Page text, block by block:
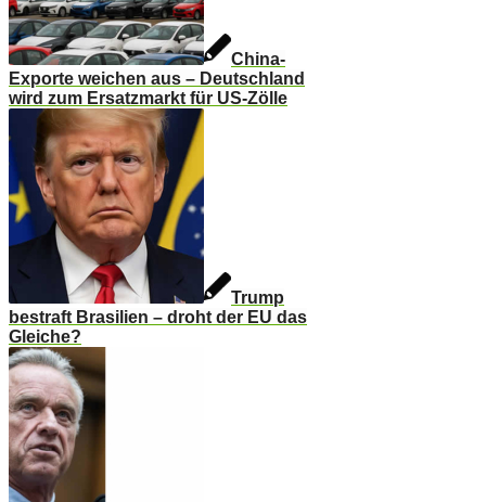
China-
Exporte weichen aus – Deutschland
wird zum Ersatzmarkt für US-Zölle
Trump
bestraft Brasilien – droht der EU das
Gleiche?